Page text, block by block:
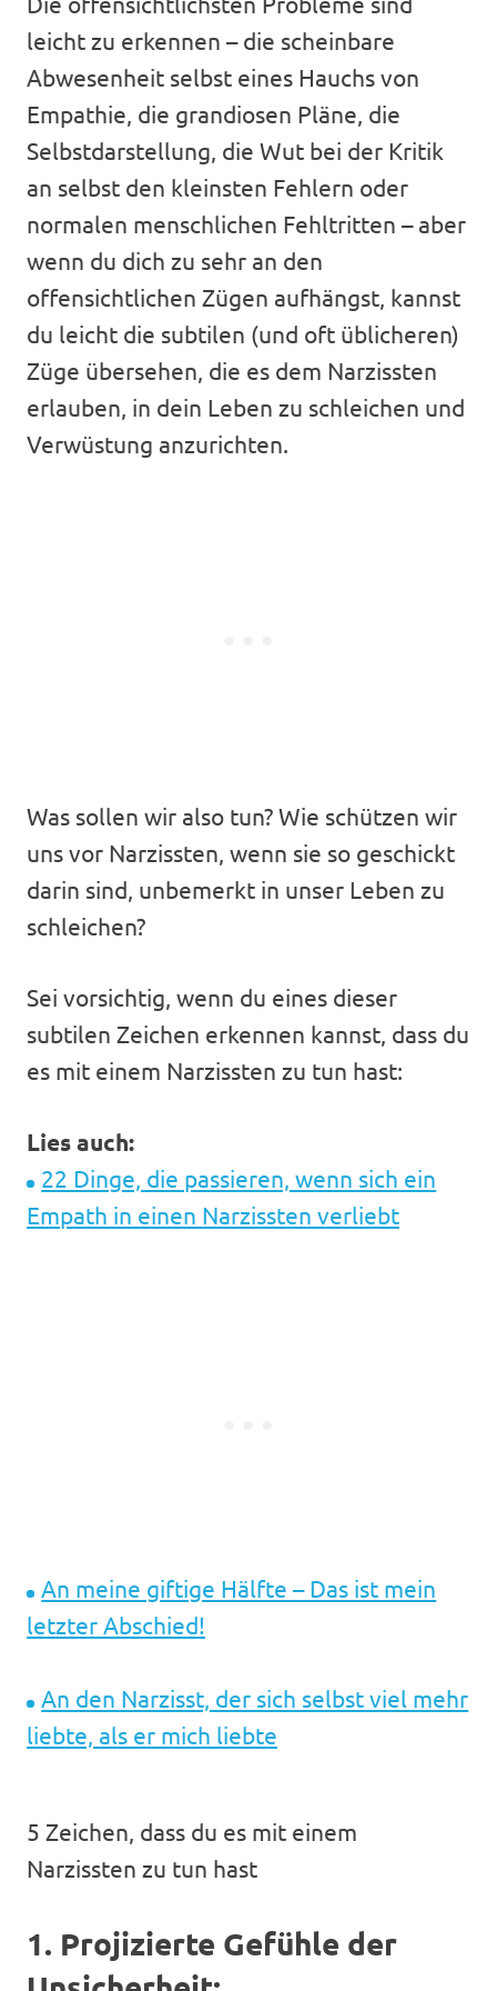
leicht zu erkennen – die scheinbare
Abwesenheit selbst eines Hauchs von
Empathie, die grandiosen Pläne, die
Selbstdarstellung, die Wut bei der Kritik
an selbst den kleinsten Fehlern oder
normalen menschlichen Fehltritten – aber
wenn du dich zu sehr an den
offensichtlichen Zügen aufhängst, kannst
du leicht die subtilen (und oft üblicheren)
Züge übersehen, die es dem Narzissten
erlauben, in dein Leben zu schleichen und
Verwüstung anzurichten.
Was sollen wir also tun? Wie schützen wir
uns vor Narzissten, wenn sie so geschickt
darin sind, unbemerkt in unser Leben zu
schleichen?
Sei vorsichtig, wenn du eines dieser
subtilen Zeichen erkennen kannst, dass du
es mit einem Narzissten zu tun hast:
Lies auch:
22 Dinge, die passieren, wenn sich ein
Empath in einen Narzissten verliebt
An meine giftige Hälfte – Das ist mein
letzter Abschied!
An den Narzisst, der sich selbst viel mehr
liebte, als er mich liebte
5 Zeichen, dass du es mit einem
Narzissten zu tun hast
1. Projizierte Gefühle der